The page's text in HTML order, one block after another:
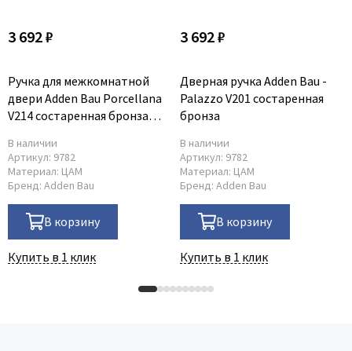
Regidoors
Torex
Tupai
Valcomp
Venezia Unique
Viporte
3 692 ₽
Ручка для межкомнатной
двери Adden Bau Porcellana
V214 состаренная бронза
В наличии
Артикул: 9782
Материал: ЦАМ
Бренд: Adden Bau
В корзину
Купить в 1 клик
3 692 ₽
Дверная ручка Adden Bau -
Palazzo V201 состаренная
бронза
В наличии
Артикул: 9782
Материал: ЦАМ
Бренд: Adden Bau
В корзину
Купить в 1 клик